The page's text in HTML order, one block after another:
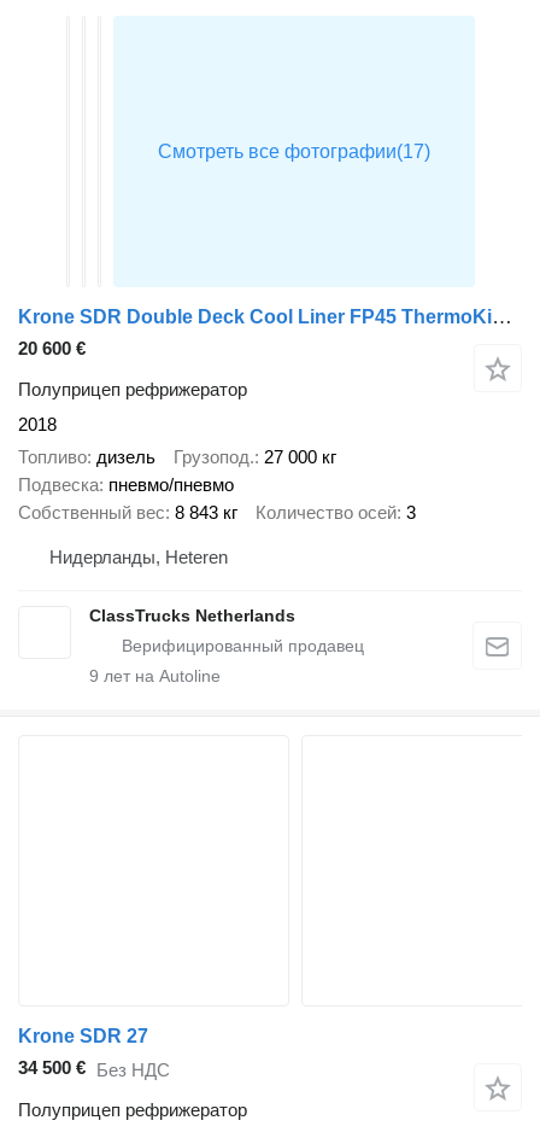
Krone SDR Double Deck Cool Liner FP45 ThermoKing SLXi 300 Lifting Axle
20 600 €
Полуприцеп рефрижератор
2018
Топливо дизель Грузопод. 27 000 кг
Подвеска пневмо/пневмо
Собственный вес 8 843 кг Количество осей 3
Нидерланды, Heteren
ClassTrucks Netherlands
9 лет на Autoline
Krone SDR 27
34 500 € Без НДС
Полуприцеп рефрижератор